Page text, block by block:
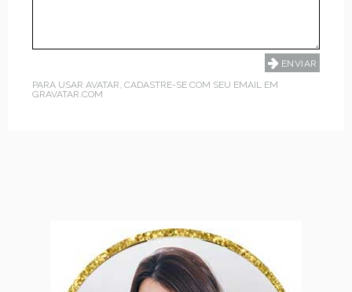
PARA USAR AVATAR, CADASTRE-SE COM SEU EMAIL EM
GRAVATAR.COM